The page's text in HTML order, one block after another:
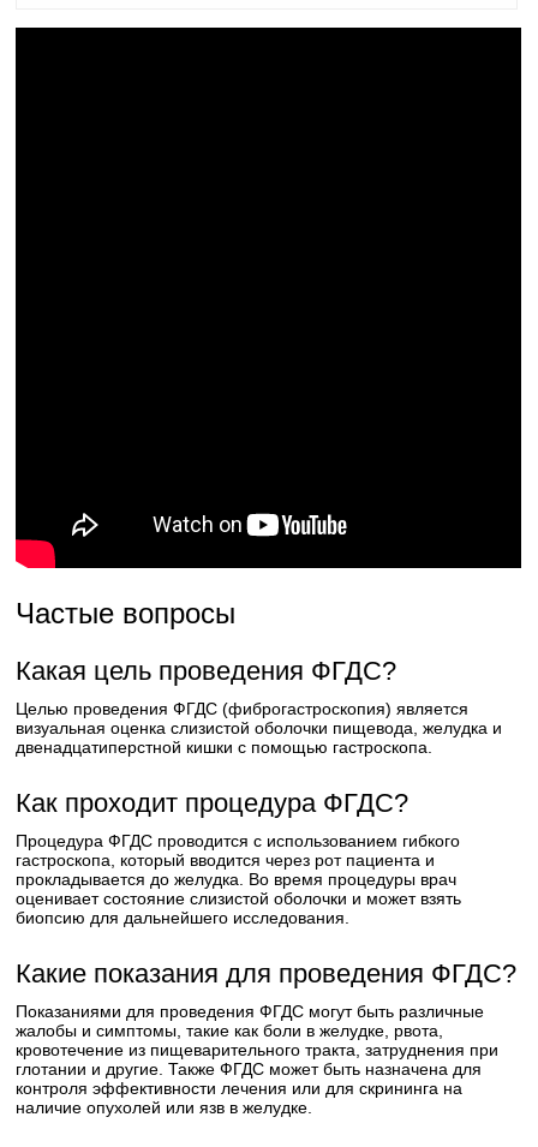
Частые вопросы
Какая цель проведения ФГДС?
Целью проведения ФГДС (фиброгастроскопия) является
визуальная оценка слизистой оболочки пищевода, желудка и
двенадцатиперстной кишки с помощью гастроскопа.
Как проходит процедура ФГДС?
Процедура ФГДС проводится с использованием гибкого
гастроскопа, который вводится через рот пациента и
прокладывается до желудка. Во время процедуры врач
оценивает состояние слизистой оболочки и может взять
биопсию для дальнейшего исследования.
Какие показания для проведения ФГДС?
Показаниями для проведения ФГДС могут быть различные
жалобы и симптомы, такие как боли в желудке, рвота,
кровотечение из пищеварительного тракта, затруднения при
глотании и другие. Также ФГДС может быть назначена для
контроля эффективности лечения или для скрининга на
наличие опухолей или язв в желудке.